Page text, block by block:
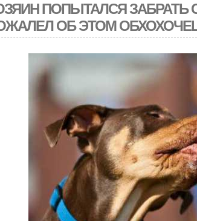
ПОПЫТАЛСЯ ЗАБРАТЬ
ОБ ЭТОМ